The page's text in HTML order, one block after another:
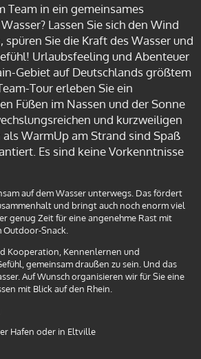
Team in ein gemeinsames
Lassen Sie sich den Wind
spüren Sie die Kraft des Wasser und
Urlaubsfeeling und Abenteuer
Gebiet auf Deutschlands größtem
Tour erleben Sie ein
Füßen im Nassen und der Sonne
und kurzweiligen
WarmUp am Strand sind Spaß
Es sind keine Vorkenntnisse
auf dem Wasser unterwegs. Das fördert
und bringt auch noch enorm viel
genug Zeit für eine angenehme Rast mit
Snack.
Kooperation, Kennenlernen und
gemeinsam draußen zu sein. Und das
Auf Wunsch organisieren wir für Sie eine
mit Blick auf den Rhein.
Hafen oder in Eltville